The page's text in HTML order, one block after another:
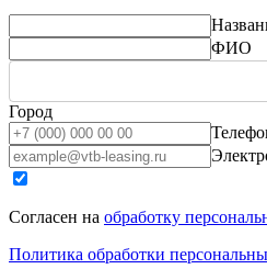
ФИО
Город
Согласен на обработку
Политика обработки